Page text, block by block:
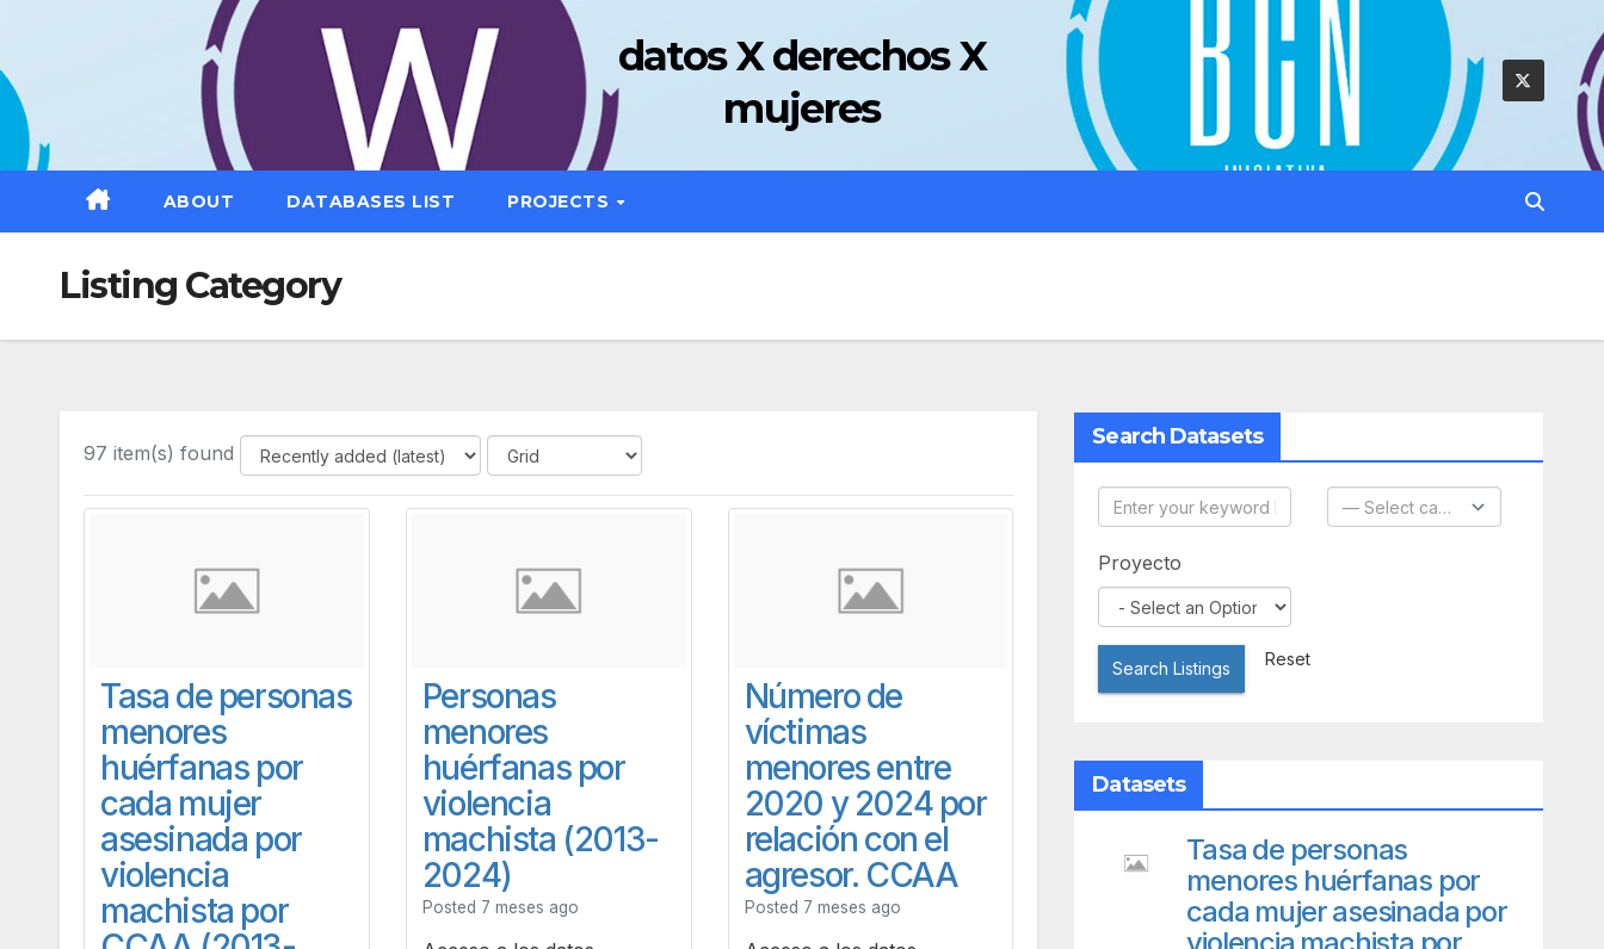
contenido
datos X derechos X
mujeres
ABOUT DATABASES LIST PROJECTS
Listing Category
97 item(s) found
Tasa de personas
menores
huérfanas por
cada mujer
asesinada por
violencia
machista por
Personas
menores
huérfanas por
violencia
machista (2013-
2024)
Posted 7 meses ago
Número de
víctimas
menores entre
2020 y 2024 por
relación con el
agresor. CCAA
Posted 7 meses ago
Search Datasets
Proyecto
Search Listings Reset
Datasets
Tasa de personas
menores huérfanas por
cada mujer asesinada por